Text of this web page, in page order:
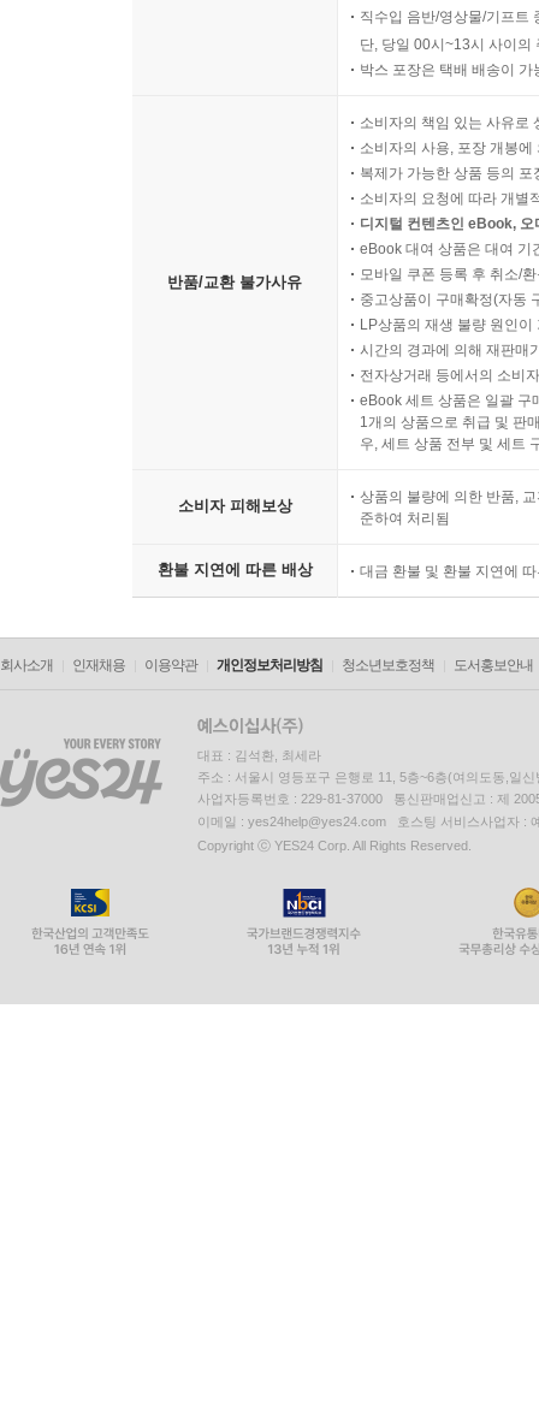
직수입 음반/영상물/기프트
단, 당일 00시~13시 사이의
박스 포장은 택배 배송이
반품/교환 불가사유
소비자의 책임 있는 사유로
소비자의 사용, 포장 개봉
복제가 가능한 상품 등의
소비자의 요청에 따라 개별
디지털 컨텐츠인 eBook,
eBook 대여 상품은 대여 기
모바일 쿠폰 등록 후 취소/
중고상품이 구매확정(자동
LP상품의 재생 불량 원인
시간의 경과에 의해 재판매
전자상거래 등에서의 소비
eBook 세트 상품은 일괄 구
1개의 상품으로 취급 및 판
우, 세트 상품 전부 및 세트
소비자 피해보상
상품의 불량에 의한 반품,
준하여 처리됨
환불 지연에 따른 배상 대금 환불 및 환불 지연에
회사소개 인재채용 이용약관 개인정보처리방침 청소년보호정책 도서홍보안내
대표 : 김석환, 최세라
주소 : 서울시 영등포구 은행로 11, 5층~6층(여의도동,일신
사업자등록번호 : 229-81-37000 통신판매업신고 : 제
이메일 : yes24help@yes24.com 호스팅 서비스사업자 :
Copyright ⓒ YES24 Corp. All Rights Reserved.